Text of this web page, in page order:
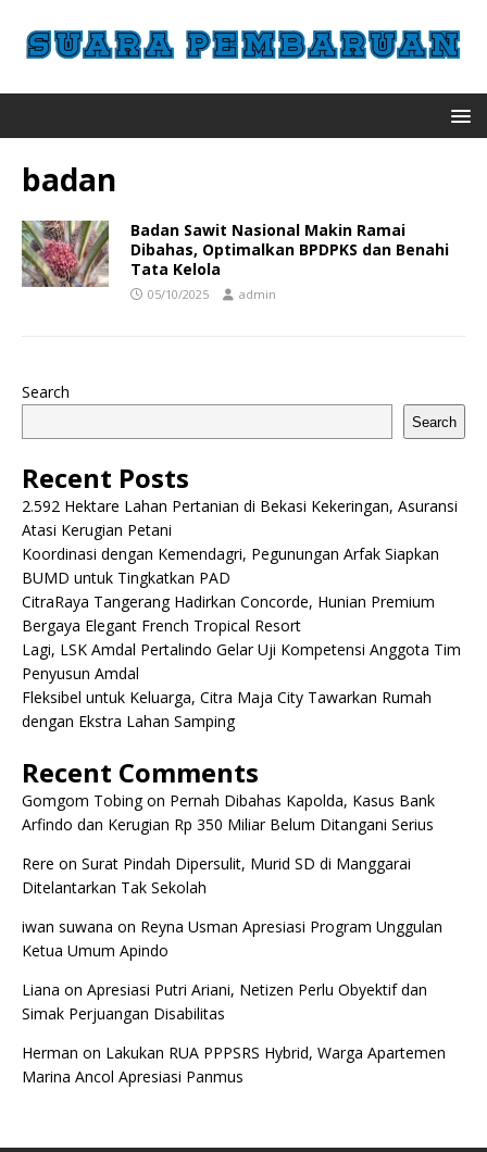
badan
Badan Sawit Nasional Makin Ramai
Dibahas, Optimalkan BPDPKS dan Benahi
Tata Kelola
05/10/2025 admin
Search
Search
Recent Posts
2.592 Hektare Lahan Pertanian di Bekasi Kekeringan, Asuransi
Atasi Kerugian Petani
Koordinasi dengan Kemendagri, Pegunungan Arfak Siapkan
BUMD untuk Tingkatkan PAD
CitraRaya Tangerang Hadirkan Concorde, Hunian Premium
Bergaya Elegant French Tropical Resort
Lagi, LSK Amdal Pertalindo Gelar Uji Kompetensi Anggota Tim
Penyusun Amdal
Fleksibel untuk Keluarga, Citra Maja City Tawarkan Rumah
dengan Ekstra Lahan Samping
Recent Comments
Gomgom Tobingon Pernah Dibahas Kapolda, Kasus Bank
Arfindo dan Kerugian Rp 350 Miliar Belum Ditangani Serius
Rere on Surat Pindah Dipersulit, Murid SD di Manggarai
Ditelantarkan Tak Sekolah
iwan suwana on Reyna Usman Apresiasi Program Unggulan
Ketua Umum Apindo
Liana on Apresiasi Putri Ariani, Netizen Perlu Obyektif dan
Simak Perjuangan Disabilitas
Herman on Lakukan RUA PPPSRS Hybrid, Warga Apartemen
Marina Ancol Apresiasi Panmus